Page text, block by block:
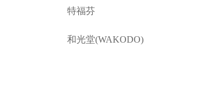
特福芬
和光堂(WAKODO)